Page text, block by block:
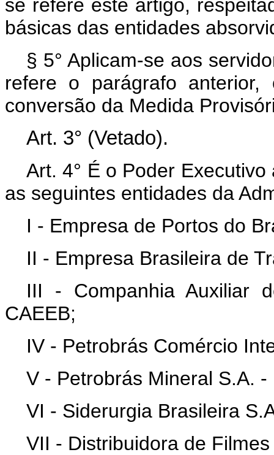
se refere este artigo,
básicas das entidades
§ 5° Aplicam-se aos
refere o parágrafo
conversão da Medida
Art. 3° (Vetado).
Art. 4° É o Poder
as seguintes entidades da
I - Empresa de Portos do
II - Empresa Brasileira de
III - Companhia Auxiliar
CAEEB;
IV - Petrobrás Comércio
V - Petrobrás Mineral S.A. -
VI - Siderurgia Brasileira
VII - Distribuidora de